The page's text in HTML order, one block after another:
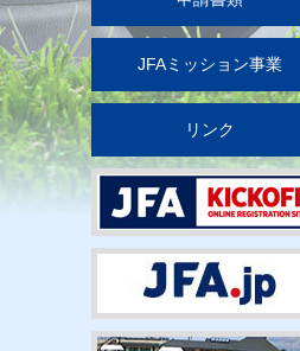
JFAミッション事業
リンク